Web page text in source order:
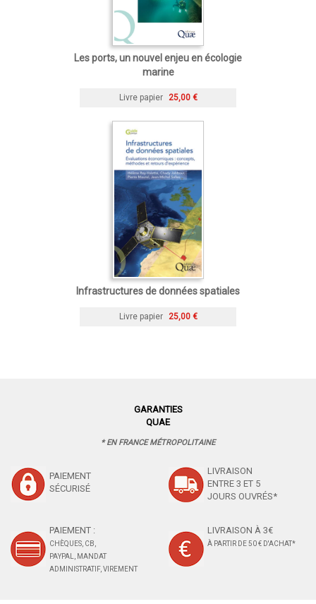
Les ports, un nouvel enjeu en écologie
marine
Livre papier 25,00 €
Infrastructures de données spatiales
Livre papier 25,00 €
GARANTIES
QUAE
* EN FRANCE MÉTROPOLITAINE
PAIEMENT
SÉCURISÉ
LIVRAISON
ENTRE 3 ET 5
JOURS OUVRÉS*
PAIEMENT :
CHÈQUES, CB,
PAYPAL, MANDAT
ADMINISTRATIF, VIREMENT
LIVRAISON À 3€
À PARTIR DE 50 € D'ACHAT*